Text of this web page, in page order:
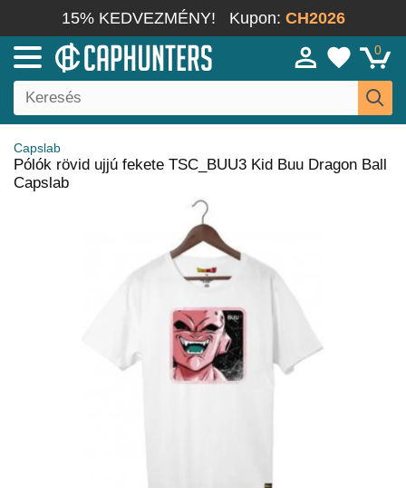
15% KEDVEZMÉNY! Kupon: CH2026
0
Capslab
Pólók rövid ujjú fekete TSC_BUU3 Kid Buu Dragon Ball
Capslab